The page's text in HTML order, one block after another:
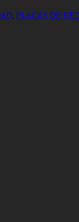
, PLACAS DE